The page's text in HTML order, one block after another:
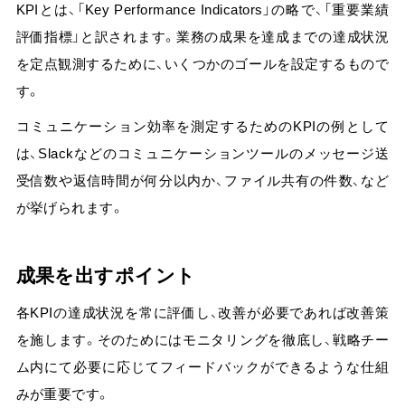
KPIとは、「Key Performance Indicators」の略で、「重要業績
評価指標」と訳されます。業務の成果を達成までの達成状況
を定点観測するために、いくつかのゴールを設定するもので
す。
コミュニケーション効率を測定するためのKPIの例として
は、Slackなどのコミュニケーションツールのメッセージ送
受信数や返信時間が何分以内か、ファイル共有の件数、など
が挙げられます。
成果を出すポイント
各KPIの達成状況を常に評価し、改善が必要であれば改善策
を施します。そのためにはモニタリングを徹底し、戦略チー
ム内にて必要に応じてフィードバックができるような仕組
みが重要です。